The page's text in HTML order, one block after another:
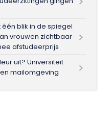
blik in de spiegel
vrouwen zichtbaar
afstudeerprijs
uit? Universiteit
mailomgeving